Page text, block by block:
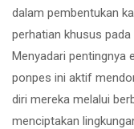
dalam pembentukan
perhatian khusus
Menyadari pentingnya
ponpes ini aktif
diri mereka melalui
menciptakan